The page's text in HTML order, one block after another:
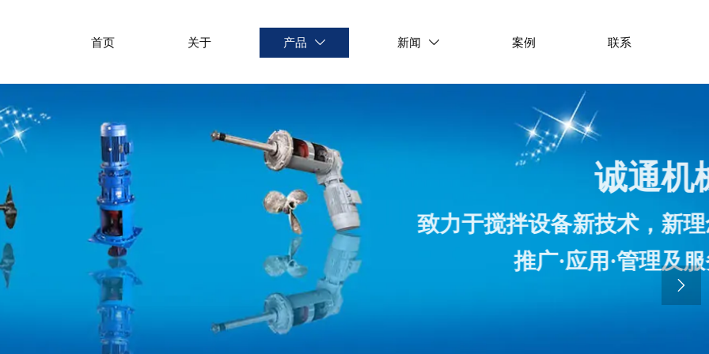
首页 关于 产品  新闻  案例 联系
诚通机械
致力于搅拌设备新技术，新理念
推广·应用·管理及服务
